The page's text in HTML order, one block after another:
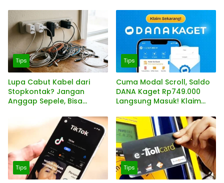
Tips
Lupa Cabut Kabel dari
Stopkontak? Jangan
Anggap Sepele, Bisa
Tips
Cuma Modal Scroll, Saldo
DANA Kaget Rp749.000
Langsung Masuk! Klaim
Kehabisan!
Tips Tips